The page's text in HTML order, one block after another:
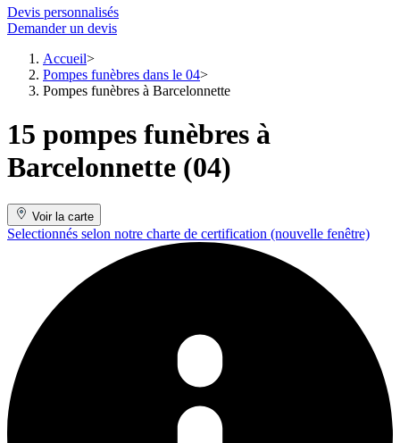
Devis personnalisés
Demander un devis
Accueil
Pompes funèbres dans le 04
Pompes funèbres à Barcelonnette
15 pompes funèbres à
Barcelonnette (04)
Voir la carte
Selectionnés selon notre charte de certification (nouvelle fenêtre)